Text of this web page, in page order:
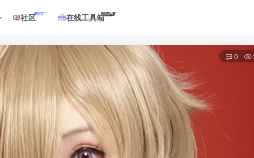
社区帖子 在线工具箱工具
0